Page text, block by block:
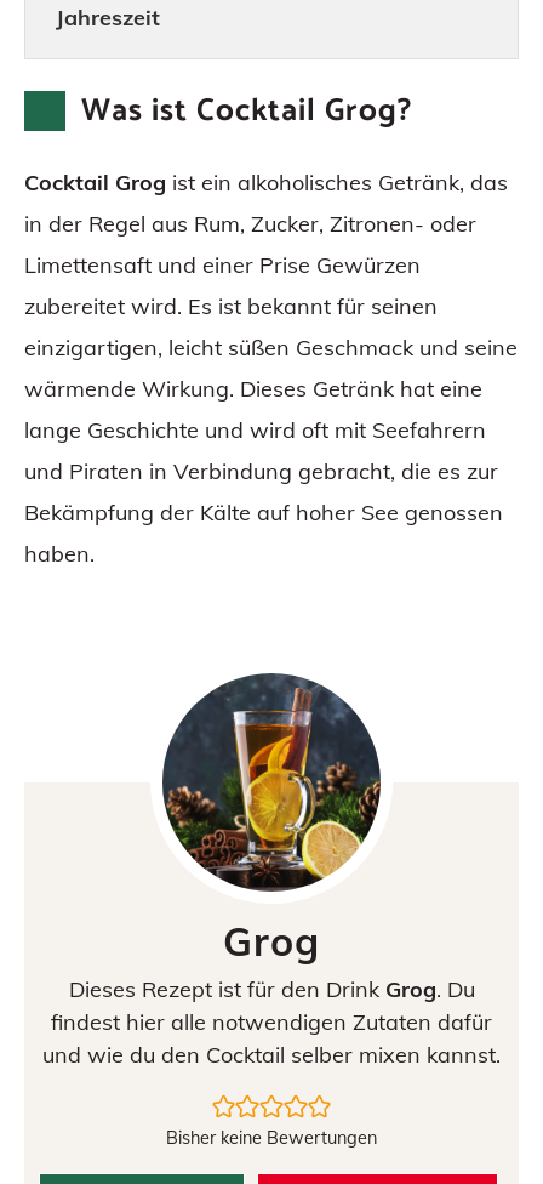
Jahreszeit
Was ist Cocktail Grog?
Cocktail Grog ist ein alkoholisches Getränk, das
in der Regel aus Rum, Zucker, Zitronen- oder
Limettensaft und einer Prise Gewürzen
zubereitet wird. Es ist bekannt für seinen
einzigartigen, leicht süßen Geschmack und seine
wärmende Wirkung. Dieses Getränk hat eine
lange Geschichte und wird oft mit Seefahrern
und Piraten in Verbindung gebracht, die es zur
Bekämpfung der Kälte auf hoher See genossen
haben.
Grog
Dieses Rezept ist für den Drink Grog. Du
findest hier alle notwendigen Zutaten dafür
und wie du den Cocktail selber mixen kannst.
Bisher keine Bewertungen